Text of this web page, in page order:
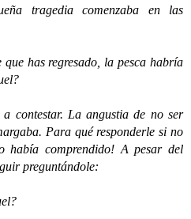
tragedia comenzaba en las
regresado, la pesca habría
La angustia de no ser
Para qué responderle si no
había comprendido! A pesar del
preguntándole: